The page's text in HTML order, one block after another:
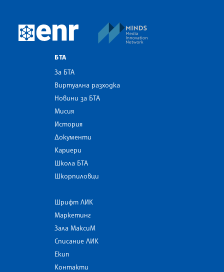
European Newsroom
БТА
За БТА
Виртуална разходка
Новини за БТА
Мисия
История
Документи
Кариери
Школа БТА
Шкорпиловци
Шрифт ЛИК
Маркетинг
Зала МаксиМ
Списание ЛИК
Екип
Контакти